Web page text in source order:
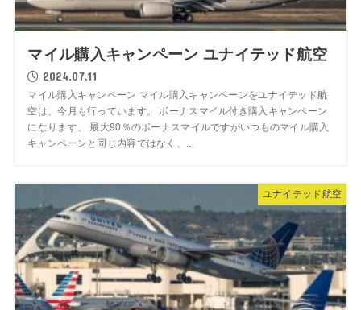
マイル購入キャンペーン ユナイテッド航空
2024.07.11
マイル購入キャンペーン マイル購入キャンペーンをユナイテッド航
空は、今月も行っています。 ボーナスマイル付き購入キャンペーン
になります。 最大90％のボーナスマイルですがいつものマイル購入
キャンペーンと同じ内容ではなく、...
ユナイテッド航空